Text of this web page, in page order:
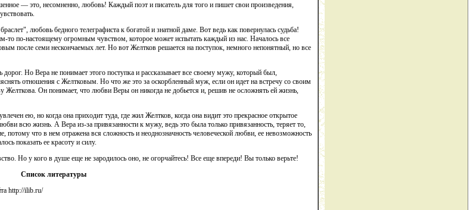
— это, несомненно, любовь! Каждый поэт и писатель для того и пишет свои произведения,
любовь бедного телеграфиста к богатой и знатной даме. Вот ведь как повернулась судьба!
по-настоящему огромным чувством, которое может испытать каждый из нас. Началось все
после семи нескончаемых лет. Но вот Желтков решается на поступок, немного непонятный, но все
Но Вера не понимает этого поступка и рассказывает все своему мужу, который был,
отношения с Желтковым. Но что же это за оскорбленный муж, если он идет на встречу со своим
Желткова. Он понимает, что любви Веры он никогда не добьется и, решив не осложнять ей жизнь,
ею, но когда она приходит туда, где жил Желтков, когда она видит это прекрасное открытое
всю жизнь. А Вера из-за привязанности к мужу, ведь это была только привязанность, теряет то,
что в нем отражена вся сложность и неоднозначность человеческой любви, ее невозможность
показать ее красоту и силу.
Но у кого в душе еще не зародилось оно, не огорчайтесь! Все еще впереди! Вы только верьте!
Список литературы
http://ilib.ru/